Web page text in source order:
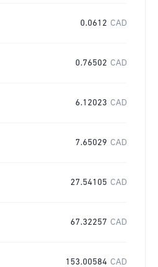
0.0612 CAD
0.76502 CAD
6.12023 CAD
7.65029 CAD
27.54105 CAD
67.32257 CAD
153.00584 CAD